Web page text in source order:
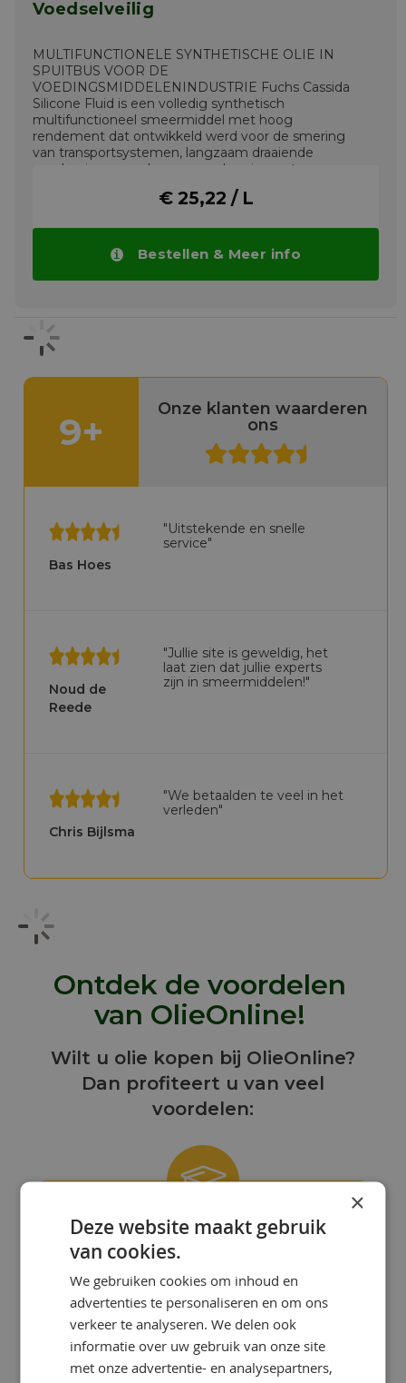
Voedselveilig
MULTIFUNCTIONELE SYNTHETISCHE OLIE IN
SPUITBUS VOOR DE
VOEDINGSMIDDELENINDUSTRIE Fuchs Cassida
Silicone Fluid is een volledig synthetisch
multifunctioneel smeermiddel met hoog
rendement dat ontwikkeld werd voor de smering
van transportsystemen, langzaam draaiende
mechanismen en lagers en scharnierpunten
gebruikt in de voedingsmiddelenindustrie.
€ 25,22 / L
Bestellen & Meer info
9+
Onze klanten waarderen
ons
Bas Hoes
"Uitstekende en snelle
service"
Noud de
Reede
"Jullie site is geweldig, het
laat zien dat jullie experts
zijn in smeermiddelen!"
Chris Bijlsma
"We betaalden te veel in het
verleden"
Ontdek de voordelen
van OlieOnline!
Wilt u olie kopen bij OlieOnline?
Dan profiteert u van veel
voordelen:
ONZE KENNIS IS UW KRACHT!
van gepassioneerde smeermiddelen-
specialisten met uitgebreide kennis en
ervaring.
×
Deze website maakt gebruik
van cookies.
We gebruiken cookies om inhoud en
advertenties te personaliseren en om ons
verkeer te analyseren. We delen ook
informatie over uw gebruik van onze site
met onze advertentie- en analysepartners,